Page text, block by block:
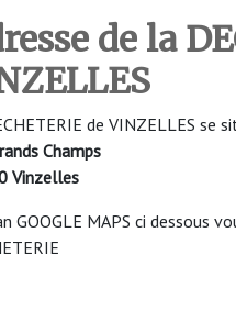
de la
de VINZELLES se
Champs
Vinzelles
GOOGLE MAPS ci dessous